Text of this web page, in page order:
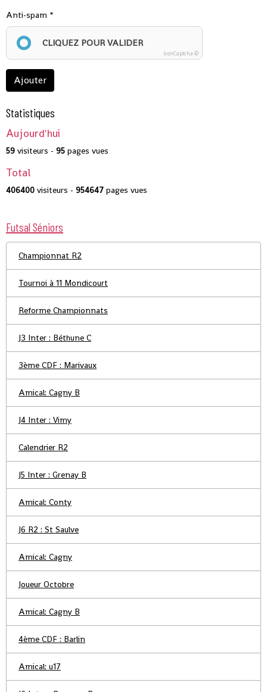
Anti-spam
CLIQUEZ POUR VALIDER
IconCaptcha ©
Ajouter
Statistiques
Aujourd'hui
59 visiteurs - 95 pages vues
Total
406400 visiteurs - 954647 pages vues
Futsal Séniors
Championnat R2
Tournoi à 11 Mondicourt
Reforme Championnats
J3 Inter : Béthune C
3ème CDF : Marivaux
Amical: Cagny B
J4 Inter : Vimy
Calendrier R2
J5 Inter : Grenay B
Amical: Conty
J6 R2 : St Saulve
Amical: Cagny
Joueur Octobre
Amical: Cagny B
4ème CDF : Barlin
Amical: u17